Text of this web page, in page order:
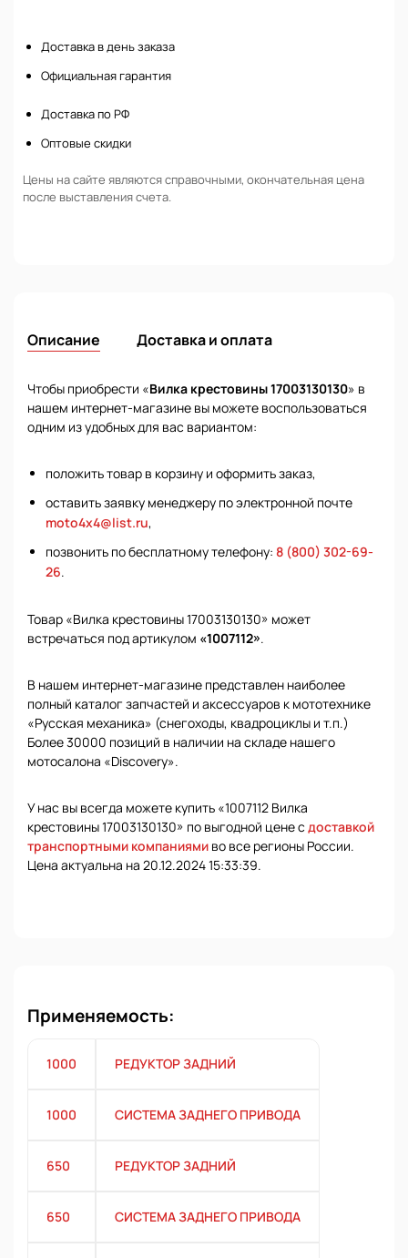
Доставка в день заказа
Официальная гарантия
Доставка по РФ
Оптовые скидки
Цены на сайте являются справочными, окончательная цена
после выставления счета.
Описание Доставка и оплата
Чтобы приобрести «Вилка крестовины 17003130130» в
нашем интернет-магазине вы можете воспользоваться
одним из удобных для вас вариантом:
положить товар в корзину и оформить заказ,
оставить заявку менеджеру по электронной почте
moto4x4@list.ru,
позвонить по бесплатному телефону: 8 (800) 302-69-
26.
Товар «Вилка крестовины 17003130130» может
встречаться под артикулом «1007112».
В нашем интернет-магазине представлен наиболее
полный каталог запчастей и аксессуаров к мототехнике
«Русская механика» (снегоходы, квадроциклы и т.п.)
Более 30000 позиций в наличии на складе нашего
мотосалона «Discovery».
У нас вы всегда можете купить «1007112 Вилка
крестовины 17003130130» по выгодной цене с доставкой
транспортными компаниями во все регионы России.
Цена актуальна на 20.12.2024 15:33:39.
Применяемость:
1000 РЕДУКТОР ЗАДНИЙ
1000 СИСТЕМА ЗАДНЕГО ПРИВОДА
650 РЕДУКТОР ЗАДНИЙ
650 СИСТЕМА ЗАДНЕГО ПРИВОДА